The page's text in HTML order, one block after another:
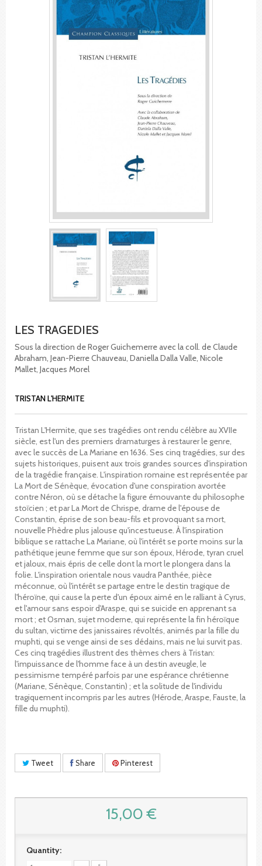
LES TRAGEDIES
Sous la direction de Roger Guichemerre avec la coll. de Claude
Abraham, Jean-Pierre Chauveau, Daniella Dalla Valle, Nicole
Mallet, Jacques Morel
TRISTAN L'HERMITE
Tristan L'Hermite, que ses tragédies ont rendu célèbre au XVIIe
siècle, est l'un des premiers dramaturges à restaurer le genre,
avec le succès de La Mariane en 1636. Ses cinq tragédies, sur des
sujets historiques, puisent aux trois grandes sources d'inspiration
de la tragédie française. L'inspiration romaine est représentée par
La Mort de Sénèque, évocation d'une conspiration avortée
contre Néron, où se détache la figure émouvante du philosophe
stoïcien ; et par La Mort de Chrispe, drame de l'épouse de
Constantin, éprise de son beau-fils et provoquant sa mort,
nouvelle Phèdre plus jalouse qu'incestueuse. À l'inspiration
biblique se rattache La Mariane, où l'intérêt se porte moins sur la
pathétique jeune femme que sur son époux, Hérode, tyran cruel
et jaloux, mais épris de celle dont la mort le plongera dans la
folie. L'inspiration orientale nous vaudra Panthée, pièce
méconnue, où l'intérêt se partage entre le destin tragique de
l'héroïne, qui cause la perte d'un époux aimé en le ralliant à Cyrus,
et l'amour sans espoir d'Araspe, qui se suicide en apprenant sa
mort ; et Osman, sujet moderne, qui représente la fin héroïque
du sultan, victime des janissaires révoltés, animés par la fille du
muphti, qui se venge ainsi de ses dédains, mais ne lui survit pas.
Ces cinq tragédies illustrent des thèmes chers à Tristan:
l'impuissance de l'homme face à un destin aveugle, le
pessimisme tempéré parfois par une espérance chrétienne
(Mariane, Sénèque, Constantin) ; et la solitude de l'individu
tragiquement incompris par les autres (Hérode, Araspe, Fauste, la
fille du muphti).
Tweet Share Pinterest
15,00 €
Quantity: